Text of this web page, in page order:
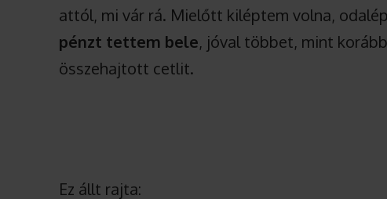
attól, mi vár rá. Mielőtt kiléptem volna,
pénzt tettem bele, jóval többet, mint
összehajtott cetlit.
Ez állt rajta: